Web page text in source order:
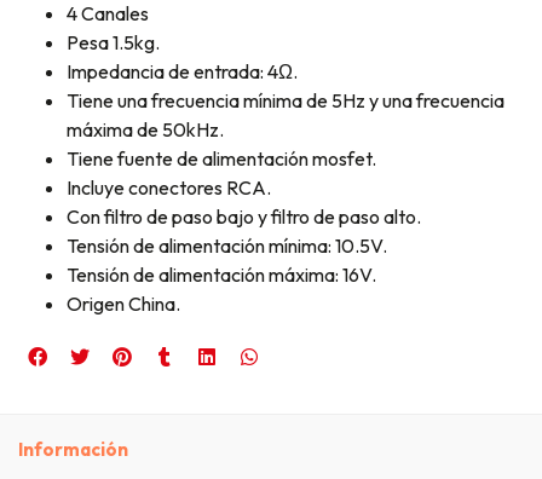
4 Canales
Pesa 1.5kg.
Impedancia de entrada: 4Ω.
Tiene una frecuencia mínima de 5Hz y una frecuencia
máxima de 50kHz.
Tiene fuente de alimentación mosfet.
Incluye conectores RCA.
Con filtro de paso bajo y filtro de paso alto.
Tensión de alimentación mínima: 10.5V.
Tensión de alimentación máxima: 16V.
Origen China.
Información